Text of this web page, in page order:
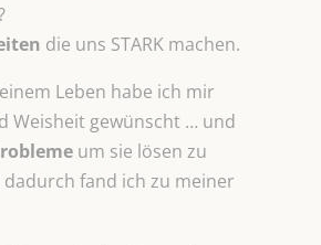
die uns STARK machen.
Leben habe ich mir
Weisheit gewünscht … und
um sie lösen zu
fand ich zu meiner